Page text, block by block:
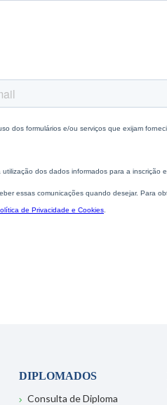
DIPLOMADOS
Consulta de Diploma